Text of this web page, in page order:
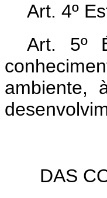
Art. 4º
Art. 5º
ambiente,
DAS